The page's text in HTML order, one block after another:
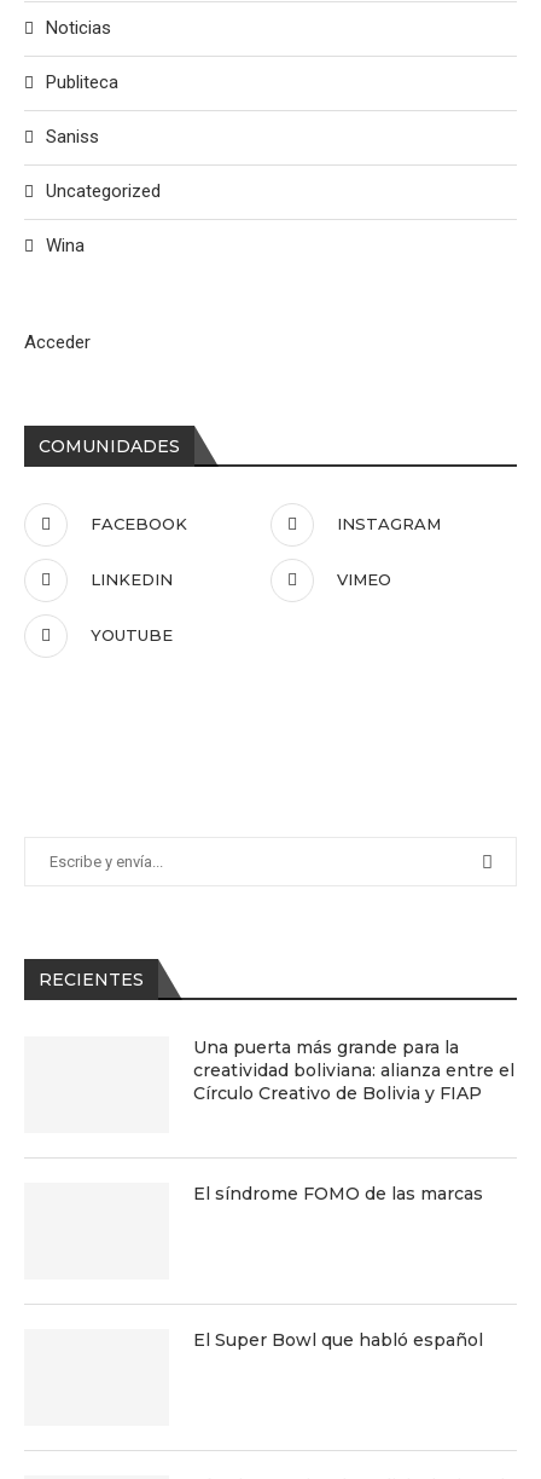
COMUNIDADES
FACEBOOK INSTAGRAM
LINKEDIN VIMEO
YOUTUBE
RECIENTES
Una puerta más grande para la
creatividad boliviana: alianza entre el
Círculo Creativo de Bolivia y FIAP
El síndrome FOMO de las marcas
El Super Bowl que habló español
Noticias
Publiteca
Saniss
Uncategorized
Wina
Acceder